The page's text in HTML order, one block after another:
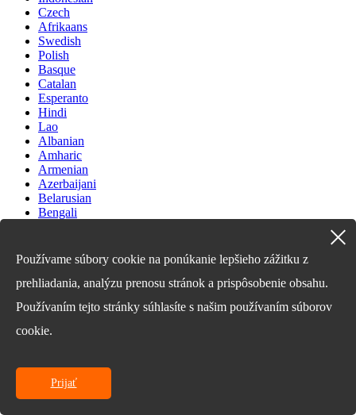
Czech
Afrikaans
Swedish
Polish
Basque
Catalan
Esperanto
Hindi
Lao
Albanian
Amharic
Armenian
Azerbaijani
Belarusian
Bengali
Cebuano
Corsican
Dutch
Estonian
Frisian
Galician
Georgian
Používame súbory cookie na ponúkanie lepšieho zážitku z
prehliadania, analýzu prenosu stránok a prispôsobenie obsahu.
Používaním tejto stránky súhlasíte s našim používaním súborov
cookie.
Prijať